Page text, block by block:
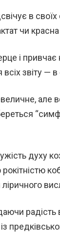
в
чи красна
і
звіту —
але
духу
радість